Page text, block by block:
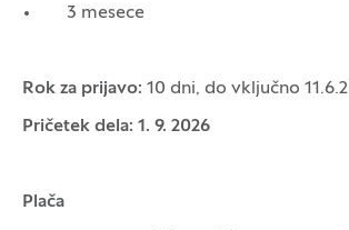
3 mesece
Rok za prijavo: 10 dni, do vključno
Pričetek dela: 1. 9. 2026
Plača